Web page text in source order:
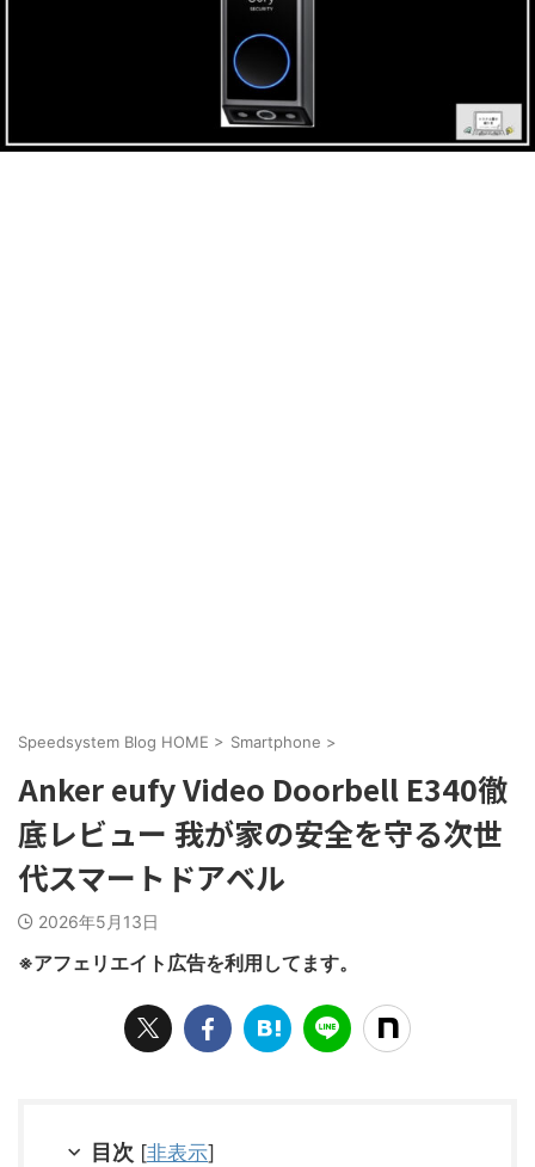
Speedsystem Blog HOME > Smartphone >
Anker eufy Video Doorbell E340徹
底レビュー 我が家の安全を守る次世
代スマートドアベル
2026年5月13日
※アフェリエイト広告を利用してます。
目次 [非表示]